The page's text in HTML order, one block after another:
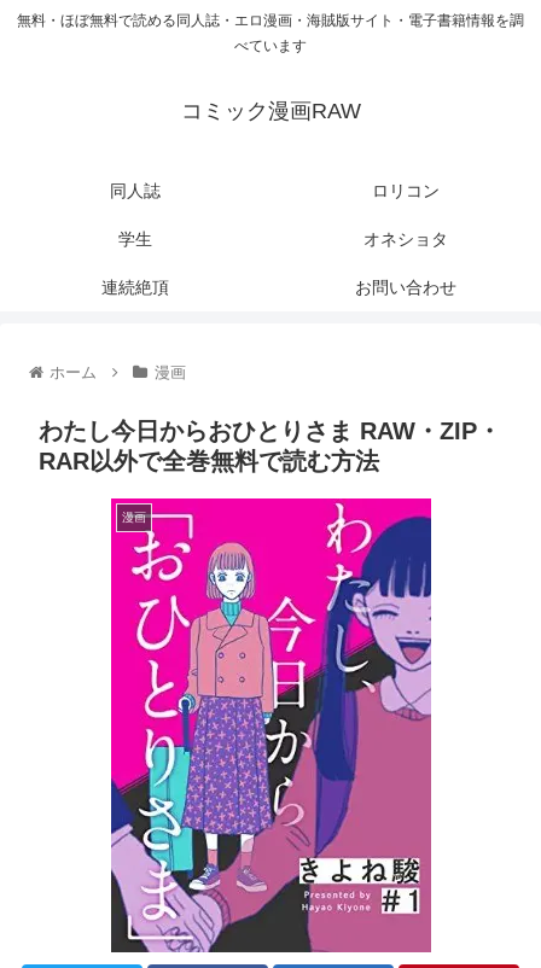
無料・ほぼ無料で読める同人誌・エロ漫画・海賊版サイト・電子書籍情報を調
べています
コミック漫画RAW
同人誌 ロリコン
学生 オネショタ
連続絶頂 お問い合わせ
ホーム 漫画
わたし今日からおひとりさま RAW・ZIP・
RAR以外で全巻無料で読む方法
漫画